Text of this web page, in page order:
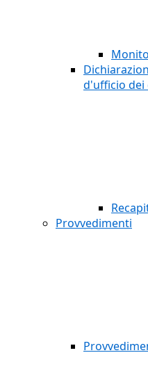
d'ufficio dei
Provvedimenti